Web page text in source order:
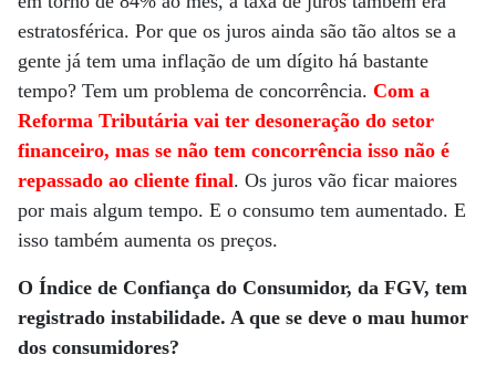
estratosférica. Por que os juros ainda são tão altos se a
gente já tem uma inflação de um dígito há bastante
tempo? Tem um problema de concorrência. Com a
Reforma Tributária vai ter desoneração do setor
financeiro, mas se não tem concorrência isso não é
repassado ao cliente final. Os juros vão ficar maiores
por mais algum tempo. E o consumo tem aumentado. E
isso também aumenta os preços.
O Índice de Confiança do Consumidor, da FGV, tem
registrado instabilidade. A que se deve o mau humor
dos consumidores?